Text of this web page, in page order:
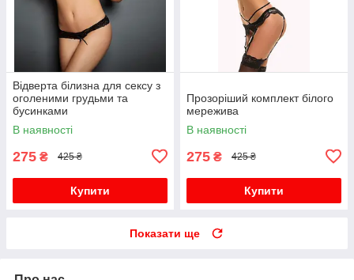
Відверта білизна для сексу з
оголеними грудьми та
бусинками
В наявності
275 ₴ 425 ₴
Купити
Прозоріший комплект білого
мережива
В наявності
275 ₴ 425 ₴
Купити
Показати ще